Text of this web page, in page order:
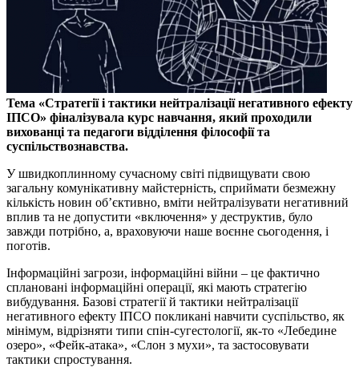
Тема «Стратегії і тактики нейтралізації негативного ефекту
ІПСО» фіналізувала курс навчання, який проходили
вихованці та педагоги відділення філософії та
суспільствознавства.
У швидкоплинному сучасному світі підвищувати свою
загальну комунікативну майстерність, сприймати безмежну
кількість новин об’єктивно, вміти нейтралізувати негативний
вплив та не допустити «включення» у деструктив, було
завжди потрібно, а, враховуючи наше воєнне сьогодення, і
поготів.
Інформаційні загрози, інформаційні війни – це фактично
сплановані інформаційні операції, які мають стратегію
вибудування. Базові стратегії й тактики нейтралізації
негативного ефекту ІПСО покликані навчити суспільство, як
мінімум, відрізняти типи спін-сугестології, як-то «Лебедине
озеро», «Фейк-атака», «Слон з мухи», та застосовувати
тактики спростування.